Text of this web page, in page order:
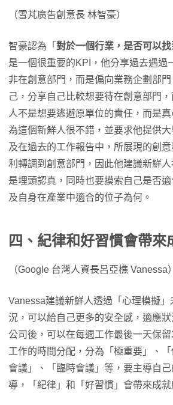
（雪芃廣告創意長 林智豪）
智豪認為「 對於一個行業，是否可以
是一個很重要的KPI，他分享過去遇過
非在創意部門，而是偏向業務企劃部
己，分享自己比較想要待在創意部門
人不是想要逃避原單位的責任，而是
為這個新鮮人很不錯，並要求他提供大
及在過去的工作報告中，所展現的創
利轉調到創意部門，因此他建議新鮮
是埋頭認真，同時也要摸索自己是否適
及自身在產業中適合的位子為何。
四、紀律和好習慣會帶來
（Google 台灣人資長呂亞樵 Vanessa）
Vanessa建議新鮮人透過「心理模擬
況，可以給自己更多的安全感，適應
公司後，可以在每週工作最後一天保
工作的時間分配，分為「極重要」、
會議」、「臨時會議」等，要主導自
導，「紀律」和「好習慣」會帶來成就